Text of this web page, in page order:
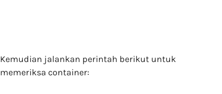
Kemudian jalankan perintah berikut untuk
memeriksa container: